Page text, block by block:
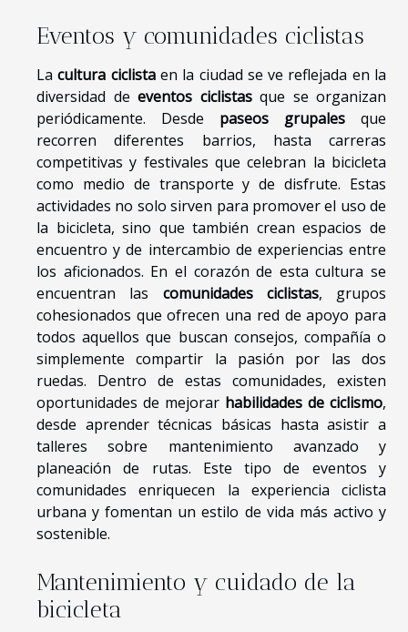
Eventos y comunidades ciclistas
Lacultura ciclistaen la ciudad se ve reflejada en la
diversidad de eventos ciclistasque se organizan
periódicamente. Desde paseos grupales que
recorren diferentes barrios, hasta carreras
competitivas y festivales que celebran la bicicleta
como medio de transporte y de disfrute. Estas
actividades no solo sirven para promover el uso de
la bicicleta, sino que también crean espacios de
encuentro y de intercambio de experiencias entre
los aficionados. En el corazón de esta cultura se
encuentran las comunidades ciclistas, grupos
cohesionados que ofrecen una red de apoyo para
todos aquellos que buscan consejos, compañía o
simplemente compartir la pasión por las dos
ruedas. Dentro de estas comunidades, existen
oportunidades de mejorar habilidades de ciclismo,
desde aprender técnicas básicas hasta asistir a
talleres sobre mantenimiento avanzado y
planeación de rutas. Este tipo de eventos y
comunidades enriquecen la experiencia ciclista
urbana y fomentan un estilo de vida más activo y
sostenible.
Mantenimiento y cuidado de la
bicicleta